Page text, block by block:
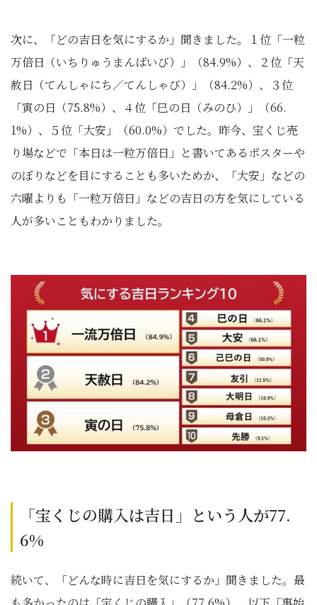
次に、「どの吉日を気にするか」聞きました。１位「一粒
万倍日（いちりゅうまんばいび）」（84.9%）、２位「天
赦日（てんしゃにち／てんしゃび）」（84.2%）、３位
「寅の日（75.8%）、４位「巳の日（みのひ）」（66.
1%）、５位「大安」（60.0%）でした。昨今、宝くじ売
り場などで「本日は一粒万倍日」と書いてあるポスターや
のぼりなどを目にすることも多いためか、「大安」などの
六曜よりも「一粒万倍日」などの吉日の方を気にしている
人が多いこともわかりました。
「宝くじの購入は吉日」という人が77.
6%
続いて、「どんな時に吉日を気にするか」聞きました。最